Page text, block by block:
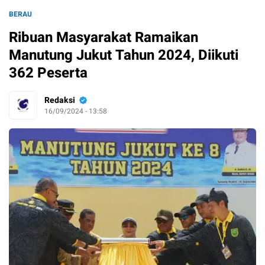
BERAU
Ribuan Masyarakat Ramaikan
Manutung Jukut Tahun 2024, Diikuti
362 Peserta
Redaksi
16/09/2024 - 13:58